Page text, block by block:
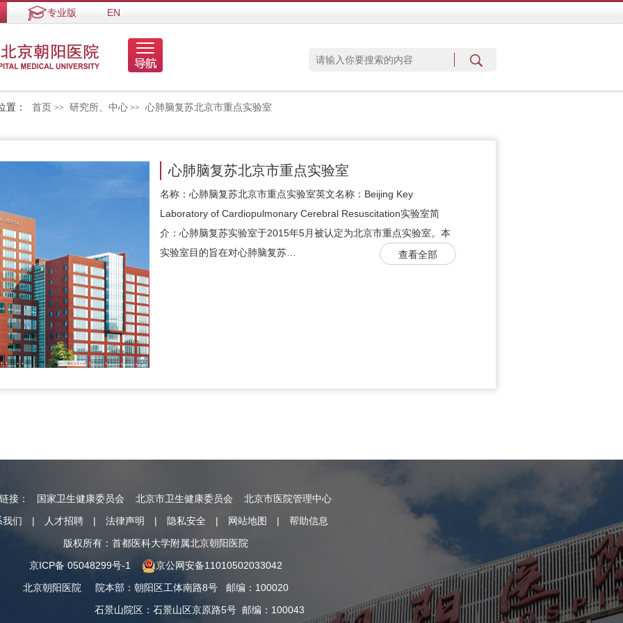
专业版 EN
置： 首页 >> 研究所、中心 >> 心肺脑复苏北京市重点实验室
心肺脑复苏北京市重点实验室
名称：心肺脑复苏北京市重点实验室英文名称：Beijing Key
Laboratory of Cardiopulmonary Cerebral Resuscitation实验室简
介：心肺脑复苏实验室于2015年5月被认定为北京市重点实验室。本
实验室目的旨在对心肺脑复苏…
查看全部
接： 国家卫生健康委员会 北京市卫生健康委员会
北京市医院管理中心
我们
| 人才招聘 | 法律声明 | 隐私安全 | 网站地图 |
帮助信息
版权所有：首都医科大学附属北京朝阳医院
京ICP备 05048299号-1
京公网安备11010502033042
北京朝阳医院
院本部 ： 朝阳区工体南路8号 邮编：100020
石景山院区 ： 石景山区京原路5号 邮编：100043